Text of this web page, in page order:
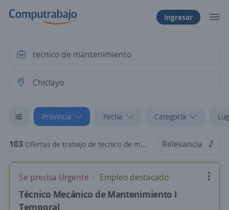
Ingresar
Provincia Fecha Categoría
103 Ofertas de trabajo de tecnico de mantenimiento en Chiclayo, Lambayeque Relevancia
Se precisa Urgente Empleo destacado
Técnico Mecánico de Mantenimiento I
Temporal